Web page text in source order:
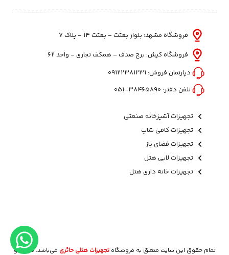
فروشگاه مشهد: بلوار بعثت - بعثت ۱۴ - پلاک ۷
فروشگاه کیش: برج صدف - همکف تجاری - واحد 62
دپارتمان فروش: 09122381231
تلفن دفتر: 38465890-051
تجهیزات آشپزخانه صنعتی
تجهیزات کافی شاپ
تجهیزات فضای باز
تجهیزات لابی هتل
تجهیزات خانه داری هتل
تمام حقوق این سایت متعلق به فروشگاهتجهیزات هتلی حائری می‌باشد. طراحی و